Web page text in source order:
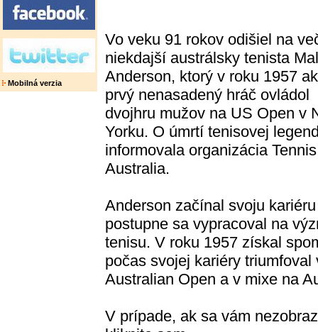
Mobilná verzia
Vo veku 91 rokov odišiel na
niekdajší austrálsky tenista Mal
Anderson, ktorý v roku 1957
prvý nenasadený hráč ovládol
dvojhru mužov na US Open v
Yorku. O úmrtí tenisovej
informovala organizácia Tennis
Australia.
Anderson začínal svoju
postupne sa vypracoval na
tenisu. V roku 1957 získal
počas svojej kariéry
Australian Open a v mixe na
V prípade, ak sa vám